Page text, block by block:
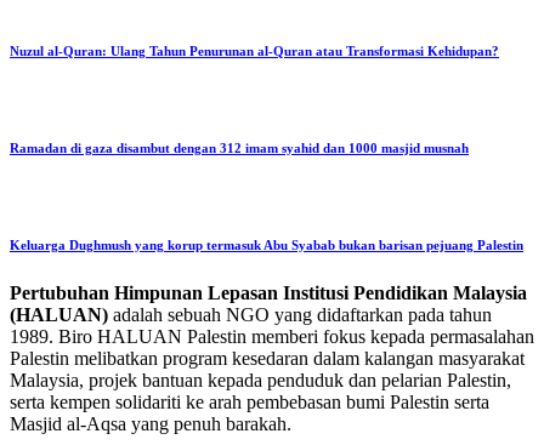
Nuzul al-Quran: Ulang Tahun Penurunan al-Quran atau Transformasi Kehidupan?
Ramadan di gaza disambut dengan 312 imam syahid dan 1000 masjid musnah
Keluarga Dughmush yang korup termasuk Abu Syabab bukan barisan pejuang Palestin
Pertubuhan Himpunan Lepasan Institusi Pendidikan Malaysia
(HALUAN) adalah sebuah NGO yang didaftarkan pada tahun
1989. Biro HALUAN Palestin memberi fokus kepada permasalahan
Palestin melibatkan program kesedaran dalam kalangan masyarakat
Malaysia, projek bantuan kepada penduduk dan pelarian Palestin,
serta kempen solidariti ke arah pembebasan bumi Palestin serta
Masjid al-Aqsa yang penuh barakah.